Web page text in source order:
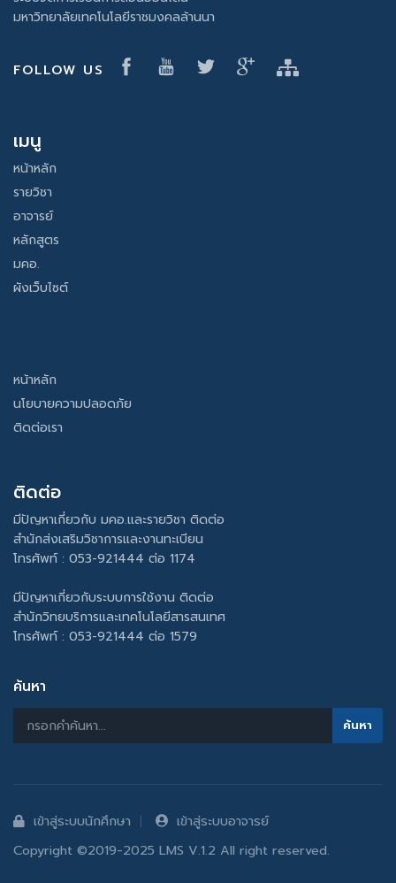
มหาวิทยาลัยเทคโนโลยีราชมงคลล้านนา
FOLLOW US
เมนู
หน้าหลัก
รายวิชา
อาจารย์
หลักสูตร
มคอ.
ผังเว็บไซต์
หน้าหลัก
นโยบายความปลอดภัย
ติดต่อเรา
ติดต่อ
มีปัญหาเกี่ยวกับ มคอ.และรายวิชา ติดต่อ
สำนักส่งเสริมวิชาการและงานทะเบียน
โทรศัพท์ : 053-921444 ต่อ 1174
มีปัญหาเกี่ยวกับระบบการใช้งาน ติดต่อ
สำนักวิทยบริการและเทคโนโลยีสารสนเทศ
โทรศัพท์ : 053-921444 ต่อ 1579
ค้นหา
เข้าสู่ระบบนักศึกษา
เข้าสู่ระบบอาจารย์
Copyright ©2019-2025 LMS V.1.2 All right reserved.